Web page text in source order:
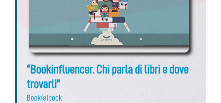
“Bookinfluencer. Chi parla di libri e dove
trovarli”
Book(e)book